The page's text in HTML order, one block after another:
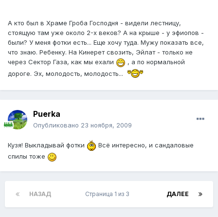
А кто был в Храме Гроба Господня - видели лестницу,
стоящую там уже около 2-х веков? А на крыше - у эфиопов -
были? У меня фотки есть... Еще хочу туда. Мужу показать все,
что знаю. Ребенку. На Кинерет свозить, Эйлат - только не
через Сектор Газа, как мы ехали
, а по нормальной
дороге. Эх, молодость, молодость...
Puerka
Опубликовано 23 ноября, 2009
Кузя! Выкладывай фотки
Всё интересно, и сандаловые
спилы тоже
НАЗАД ДАЛЕЕ
Страница 1 из 3